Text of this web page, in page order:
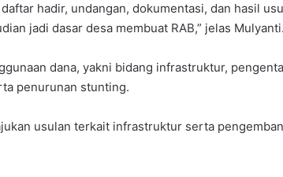
hadir, undangan, dokumentasi, dan hasil
jadi dasar desa membuat RAB,” jelas Mulyanti.
dana, yakni bidang infrastruktur,
penurunan stunting.
usulan terkait infrastruktur serta